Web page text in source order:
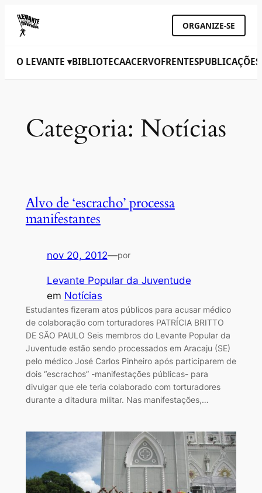
ORGANIZE-SE
O LEVANTE ▾BIBLIOTECAACERVOFRENTESPUBLICAÇÕES
Categoria: Notícias
Alvo de ‘escracho’ processa
manifestantes
nov 20, 2012—por
Levante Popular da Juventude
em Notícias
Estudantes fizeram atos públicos para acusar médico
de colaboração com torturadores PATRÍCIA BRITTO
DE SÃO PAULO Seis membros do Levante Popular da
Juventude estão sendo processados em Aracaju (SE)
pelo médico José Carlos Pinheiro após participarem de
dois “escrachos” -manifestações públicas- para
divulgar que ele teria colaborado com torturadores
durante a ditadura militar. Nas manifestações,…